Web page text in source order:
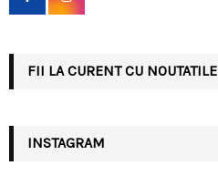
r
FII LA CURENT CU NOUTATILE
INSTAGRAM